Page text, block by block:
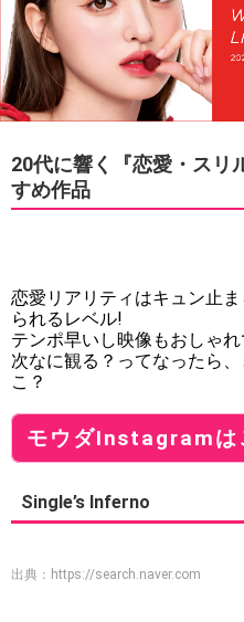
20代に響く『恋愛・ス
すめ作品
恋愛リアリティはキュン止
られるレベル!
テンポ早いし映像もおしゃれ
次なに観る？ってなったら
こ？
モウダInstagramは
Single’s Inferno
出典： https://search.naver.com